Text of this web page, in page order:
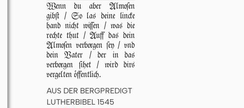
Wenn du aber Almoſen
gibſt / So las deine lincke
hand nicht wiſſen / was die
rechte thut / Auff das dein
Almoſen verborgen ſey / vnd
dein Vater / der in das
verborgen ſihet / wird dirs
vergelten öffentlich.
AUS DER BERGPREDIGT
LUTHERBIBEL 1545